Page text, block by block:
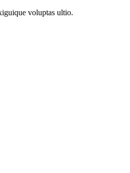
voluptas ultio.